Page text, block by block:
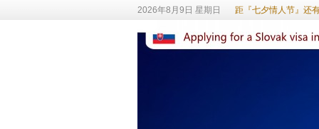
2026年8月9日 星期日 距『七夕情人节』还